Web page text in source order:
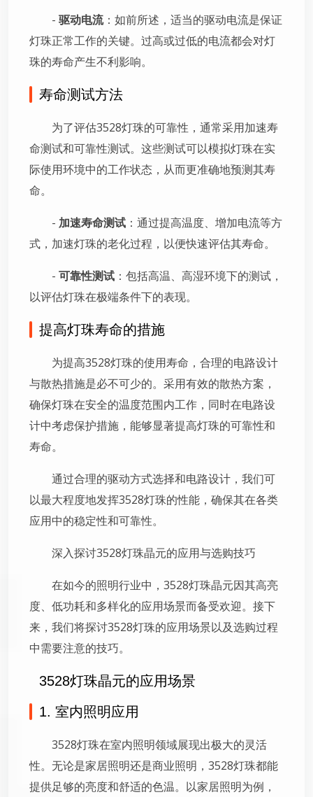
- 驱动电流：如前所述，适当的驱动电流是保证
灯珠正常工作的关键。过高或过低的电流都会对灯
珠的寿命产生不利影响。
寿命测试方法
为了评估3528灯珠的可靠性，通常采用加速寿
命测试和可靠性测试。这些测试可以模拟灯珠在实
际使用环境中的工作状态，从而更准确地预测其寿
命。
- 加速寿命测试 ：通过提高温度、增加电流等方
式，加速灯珠的老化过程，以便快速评估其寿命。
- 可靠性测试 ：包括高温、高湿环境下的测试，
以评估灯珠在极端条件下的表现。
提高灯珠寿命的措施
为提高3528灯珠的使用寿命，合理的电路设计
与散热措施是必不可少的。采用有效的散热方案，
确保灯珠在安全的温度范围内工作，同时在电路设
计中考虑保护措施，能够显著提高灯珠的可靠性和
寿命。
通过合理的驱动方式选择和电路设计，我们可
以最大程度地发挥3528灯珠的性能，确保其在各类
应用中的稳定性和可靠性。
深入探讨3528灯珠晶元的应用与选购技巧
在如今的照明行业中，3528灯珠晶元因其高亮
度、低功耗和多样化的应用场景而备受欢迎。接下
来，我们将探讨3528灯珠的应用场景以及选购过程
中需要注意的技巧。
3528灯珠晶元的应用场景
1. 室内照明应用
3528灯珠在室内照明领域展现出极大的灵活
性。无论是家居照明还是商业照明，3528灯珠都能
提供足够的亮度和舒适的色温。以家居照明为例，